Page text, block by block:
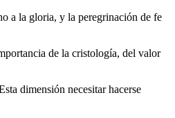
a la gloria, y la peregrinación de fe
de la cristología, del valor
dimensión necesitar hacerse